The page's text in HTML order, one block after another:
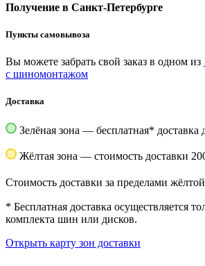
Получение в Санкт-Петербурге
Пункты самовывоза
Вы можете забрать свой заказ в одном из
с шиномонтажом
Доставка
Зелёная зона — бесплатная* доставка
Жёлтая зона — стоимость доставки
Стоимость доставки за пределами
* Бесплатная доставка осуществляется
комплекта шин или дисков.
Открыть карту зон доставки